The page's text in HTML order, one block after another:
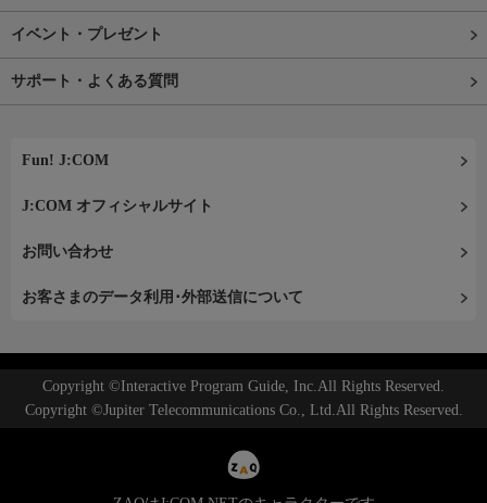
イベント・プレゼント
サポート・よくある質問
Fun! J:COM
J:COM オフィシャルサイト
お問い合わせ
お客さまのデータ利用･外部送信について
Copyright ©Interactive Program Guide, Inc.All Rights Reserved.
Copyright ©Jupiter Telecommunications Co., Ltd.All Rights Reserved.